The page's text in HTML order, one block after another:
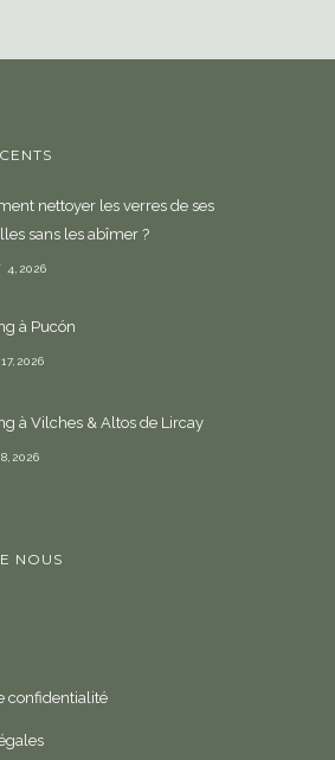
nettoyer les verres de ses
sans les abîmer ?
4,2026
à Pucón
à Vilches & Altos de Lircay
NOUS
confidentialité